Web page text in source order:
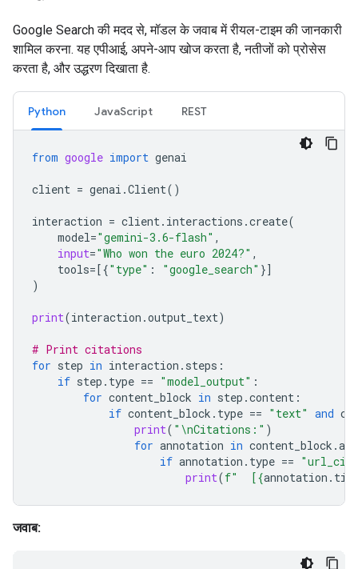
Google Search की मदद से, मॉडल के जवाब में रीयल-टाइम की जानकारी
शामिल करना. यह एपीआई, अपने-आप खोज करता है, नतीजों को प्रोसेस
करता है, और उद्धरण दिखाता है.
Python JavaScript REST
from google import genai
client = genai .Client()
interaction = client. interactions .create(
model="gemini-3.6-flash" ,
input="Who won the euro 2024?" ,
tools=[{"type" : "google_search" }]
)
print(interaction .output_text)
# Print citations
for step in interaction . steps :
if step . type == "model_output" :
for content_block in step .content :
if content_block . type == "text" and
print( " \nCitations:" )
for annotation in content_block .
if annotation . type ==
print(f"  [{annotation .
जवाब: